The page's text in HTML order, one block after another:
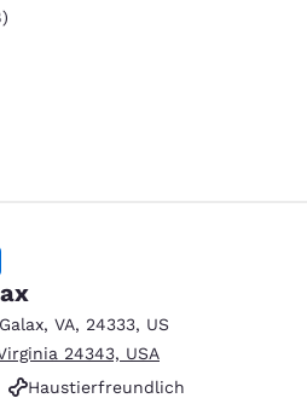
1938 Bewertungen
Galax, VA, 24333, US
24343, USA
Haustierfreundlich